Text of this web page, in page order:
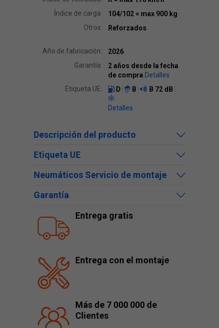
Índice de carga:
104/102 = max 900 kg
Otros:
Reforzados
Año de fabricación:
2026
Garantía:
2 años desde la fecha
de compra Detalles
Etiqueta UE:
D B B 72 dB
Detalles
Descripción del producto
Etiqueta UE
Neumáticos Servicio de montaje
Garantía
Entrega gratis
Entrega con el montaje
Más de 7 000 000 de
Clientes